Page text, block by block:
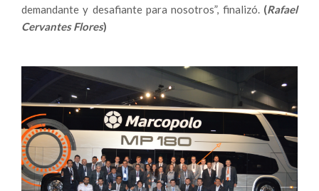
demandante y desafiante para nosotros”, finalizó. (Rafael
Cervantes Flores)